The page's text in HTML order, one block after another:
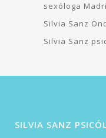
sexóloga
Silvia Sanz
Silvia Sanz
SILVIA SANZ